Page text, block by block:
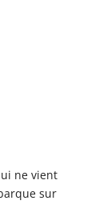
ne vient
sur